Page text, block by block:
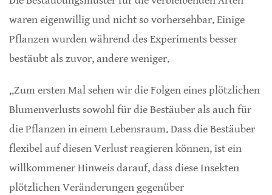
waren eigenwillig und nicht so vorhersehbar. Einige
Pflanzen wurden während des Experiments besser
bestäubt als zuvor, andere weniger.
„Zum ersten Mal sehen wir die Folgen eines plötzlichen
Blumenverlusts sowohl für die Bestäuber als auch für
die Pflanzen in einem Lebensraum. Dass die Bestäuber
flexibel auf diesen Verlust reagieren können, ist ein
willkommener Hinweis darauf, dass diese Insekten
plötzlichen Veränderungen gegenüber